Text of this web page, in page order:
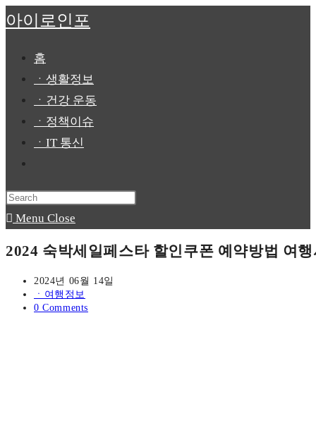
Skip
content
아이로인포
홈
ㆍ생활정보
ㆍ건강 운동
ㆍ정책이슈
ㆍIT 통신
search
close
Menu Close
2024 숙박세일페스타 할인쿠폰 예약방법 여
Post
published:
2024년 06월 14일
Post
category:
ㆍ여행정보
Post
0 Comments